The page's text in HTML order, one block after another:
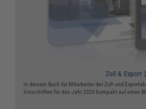
Zoll & Export
In diesem Buch für Mitarbeiter der Zoll- und
Vorschriften für das Jahr 2026 kompakt auf einen